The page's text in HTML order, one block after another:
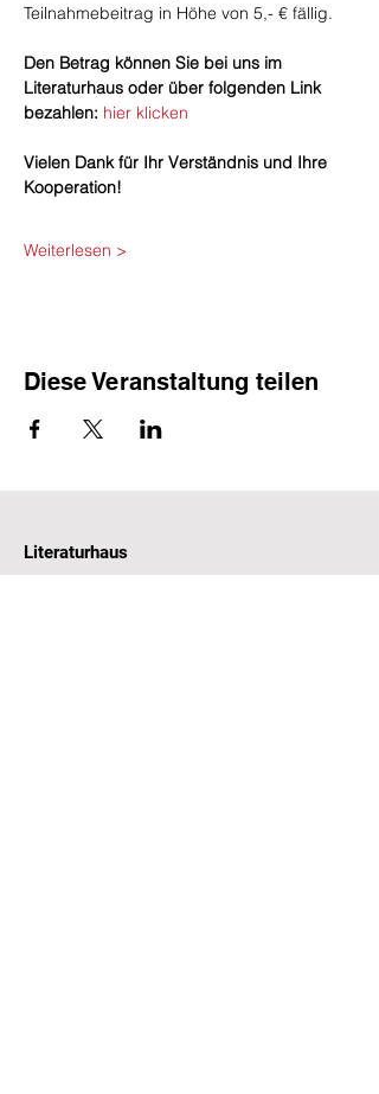
Teilnahmebeitrag in Höhe von 5,- € fällig.
​Den Betrag können Sie bei uns im
Literaturhaus oder über folgenden Link
bezahlen: hier klicken
Vielen Dank für Ihr Verständnis und Ihre
Kooperation!
Weiterlesen >
Diese Veranstaltung teilen
Literaturhaus